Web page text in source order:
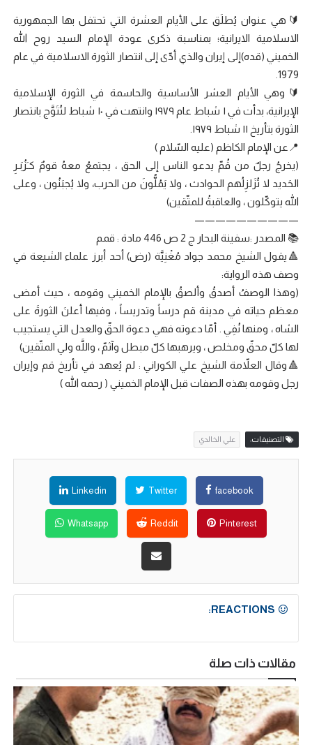
🔰هي عنوان يُطلَق على الأيام العشرة التي تحتفل بها الجمهورية
الاسلامية الايرانية؛ بمناسبة ذكرى عودة الإمام السيد روح الله
الخميني (قده)إلى إيران والذي أدّى إلى انتصار الثورة الاسلامية في عام
1979.
🔰وهي الأيام العشر الأساسية والحاسمة في الثورة الإسلامية
الإيرانية، بدأت في ١ شباط عام ١٩٧٩ وانتهت في ١٠ شباط لتُتَوَّج بانتصار
الثورة بتأريخ ١١ شباط ١٩٧٩.
📍عن الإمام الكاظم (عليه السّلام )
(يخرجُ رجلٌ من قُمّ يدعو الناس إلى الحق ، يجتمعُ معهُ قومٌ كـَزُبَـرِ
الحَديد لا تُزَلزِلُهم الحوادث ، ولا يَمُلُّونَ من الحرب، ولا يُجبَنُون ، وعلى
اللّه يتوكّلون ، والعاقبةُ للمتّقين)
——————————
📚 المصدر :سفينة البحار ج 2 ص 446 مادة : قمم
🔺يقول الشيخ محمد جواد مُغْنِيَّة (رض) أحد أبرز علماء الشيعة في
وصف هذه الرواية:
(وهذا الوصفُ أصدقُ وألصقُ بالإمام الخميني وقومه ، حيث أمضى
معظم حياته في مدينة قم درساً وتدريساً ، وفيها أعلنَ الثورةَ على
الشاه ، ومنها نُفِي . أمّا دعوته فهي دعوة الحقّ والعدل التي يستجيب
لها كلّ محقّ ومخلص ، ويرهبها كلّ مبطل وآثمّ ، واللَّه ولي المتّقين)
🔺وقال العلاّمة الشيخ علي الكوراني : لم يُعهد في تأريخ قم وإيران
رجل وقومه بهذه الصفات قبل الإمام الخميني ( رحمه الله )
التصنيفات: علي الخالدي
facebook
Twitter
Linkedin
Pinterest
Reddit
Whatsapp
REACTIONS:
مقالات ذات صلة